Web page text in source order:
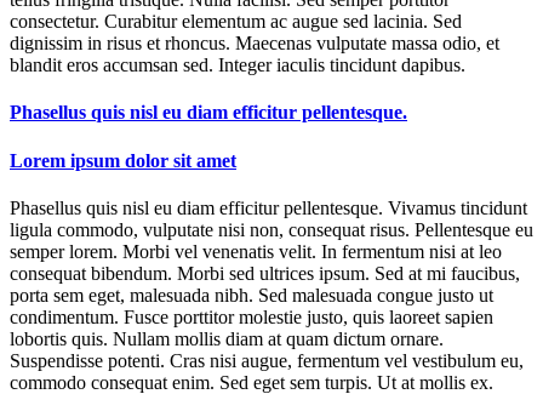
consectetur. Curabitur elementum ac augue sed lacinia. Sed
dignissim in risus et rhoncus. Maecenas vulputate massa odio, et
blandit eros accumsan sed. Integer iaculis tincidunt dapibus.
Phasellus quis nisl eu diam efficitur pellentesque.
Lorem ipsum dolor sit amet
Phasellus quis nisl eu diam efficitur pellentesque. Vivamus tincidunt
ligula commodo, vulputate nisi non, consequat risus. Pellentesque eu
semper lorem. Morbi vel venenatis velit. In fermentum nisi at leo
consequat bibendum. Morbi sed ultrices ipsum. Sed at mi faucibus,
porta sem eget, malesuada nibh. Sed malesuada congue justo ut
condimentum. Fusce porttitor molestie justo, quis laoreet sapien
lobortis quis. Nullam mollis diam at quam dictum ornare.
Suspendisse potenti. Cras nisi augue, fermentum vel vestibulum eu,
commodo consequat enim. Sed eget sem turpis. Ut at mollis ex.